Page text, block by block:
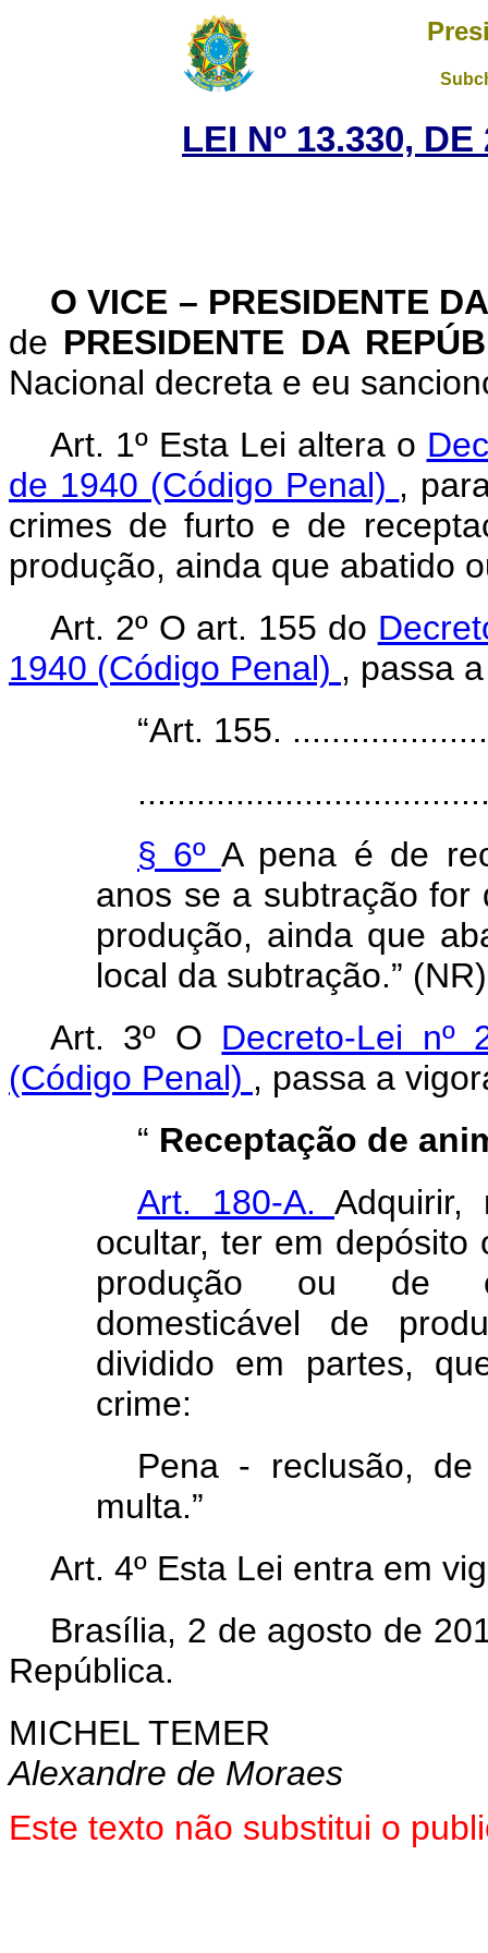
LEI Nº 13.330,
O VICE – PRESIDENTE
de PRESIDENTE DA
Nacional decreta e eu
Art. 1º Esta Lei altera o
de 1940 (Código Penal) ,
crimes de furto e de
produção, ainda que abatido
Art. 2º O art. 155 do
1940 (Código Penal) , passa
“Art. 155.
§ 6º A pena é de
anos se a subtração for
produção, ainda que
local da subtração.” (NR)
Art. 3º O Decreto-Lei nº
(Código Penal) , passa a
“ Receptação de
Art. 180-A. Adquirir,
ocultar, ter em depósito
produção ou de
domesticável de
dividido em partes,
crime:
Pena - reclusão,
multa.”
Art. 4º Esta Lei entra em
Brasília, 2 de agosto de
República.
MICHEL TEMER
Alexandre de Moraes
Este texto não substitui o